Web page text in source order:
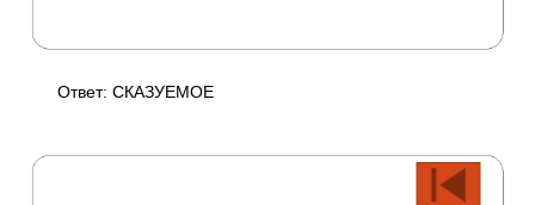
Ответ: СКАЗУЕМОЕ